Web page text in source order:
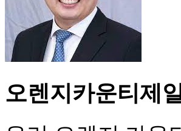
오렌지카운티제